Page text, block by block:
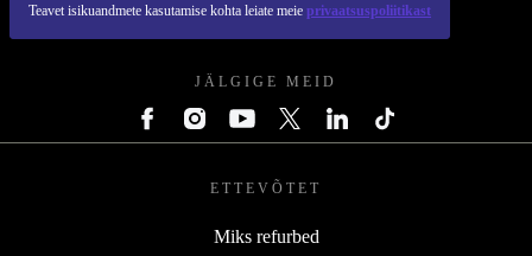
Teavet isikuandmete kasutamise kohta leiate meie privaatsuspoliitikast
REFURBED EESTI - RETHINK NEW.
JÄLGIGE MEID
ETTEVÕTET
Miks refurbed